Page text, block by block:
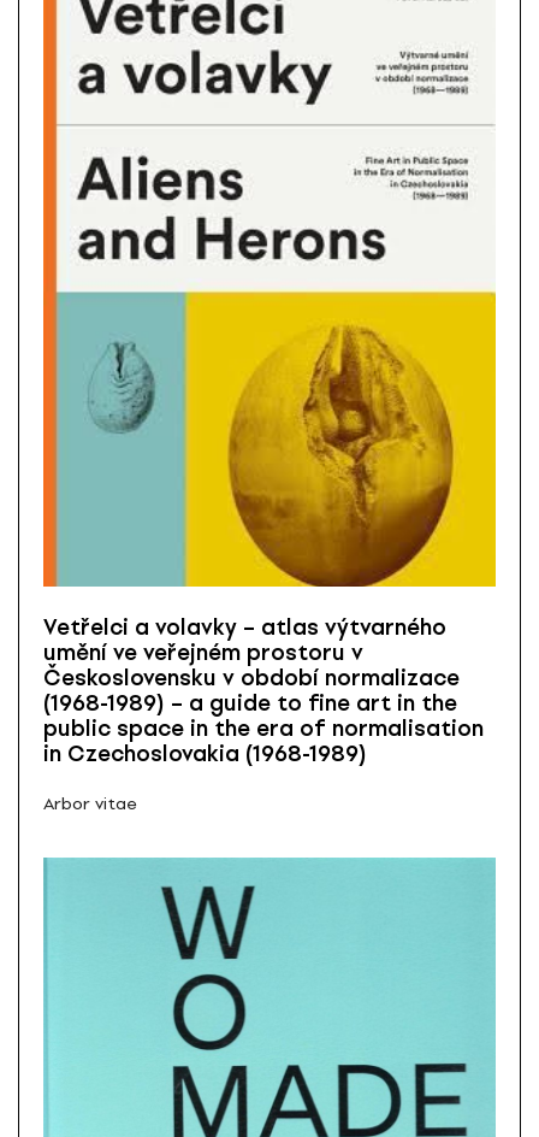
Vetřelci a volavky – atlas výtvarného
umění ve veřejném prostoru v
Československu v období normalizace
(1968-1989) – a guide to fine art in the
public space in the era of normalisation
in Czechoslovakia (1968-1989)
Arbor vitae